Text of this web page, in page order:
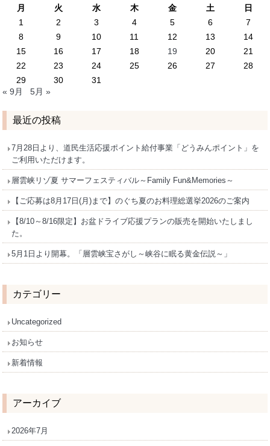
月 火 水 木 金 土
日
1
2 3 4 5 6
7
8
9 10 11 12 13
14
15
16 17 18 19 20
21
22
23 24 25 26 27
28
29
30
31
« 9月
5月 »
最近の投稿
7月28日より、道民生活応援ポイント給付事業「どうみんポイント」を
ご利用いただけます。
層雲峡リゾ夏 サマーフェスティバル～Family Fun&Memories～
【ご応募は8月17日(月)まで】のぐち夏のお料理総選挙2026のご案内
【8/10～8/16限定】お盆ドライブ応援プランの販売を開始いたしまし
た。
5月1日より開幕。「層雲峡宝さがし～峡谷に眠る黄金伝説～」
カテゴリー
Uncategorized
お知らせ
新着情報
アーカイブ
2026年7月